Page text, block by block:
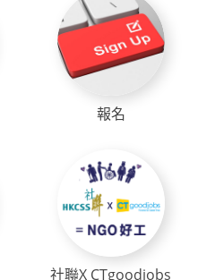
報名
社聯X CTgoodjobs